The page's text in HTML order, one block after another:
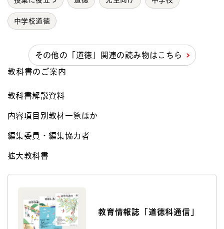
中学校道徳
その他の「道徳」関連の読み物はこちら
教科書のご案内
教科書解説資料
内容項目別教材一覧ほか
編集委員・編集協力者
拡大教科書
教育情報誌「道徳科通信」